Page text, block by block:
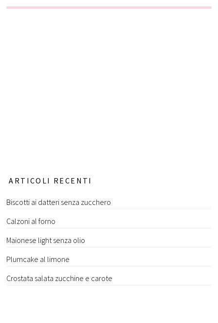
ARTICOLI RECENTI
Biscotti ai datteri senza zucchero
Calzoni al forno
Maionese light senza olio
Plumcake al limone
Crostata salata zucchine e carote